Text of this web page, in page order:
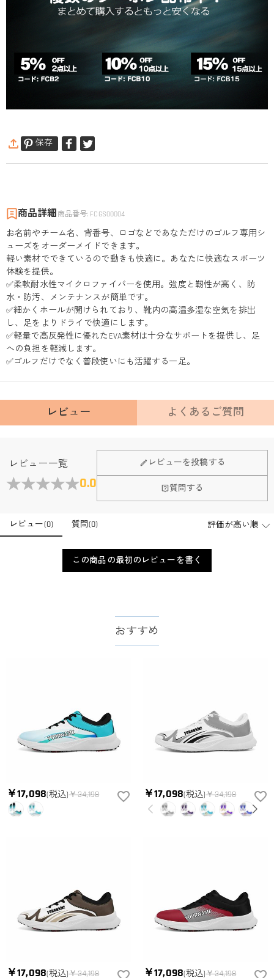
保存
商品詳細 商品番号: FCGS00004
お名前やチーム名、背番号、ロゴなどであなただけのゴルフ専用シ
ューズをオーダーメイドできます。
軽い素材でできているので動きも快適に。あなたに快適なスポーツ
体験を提供。
✅柔軟耐水性マイクロファイバーを使用。強度と靭性が高く、防
水・防汚、メンテナンスが簡単です。
✅細かくホールが開けられており、靴内の高温多湿な空気を排出
し、足をよりドライで快適にします。
✅軽量で高反発性に優れたEVA素材は十分なサポートを提供し、足
への負担を軽減します。
✅ゴルフだけでなく普段使いにも活躍する一足。
レビュー よくあるご質問
レビュー一覧
0.0
レビューを投稿する
質問する
レビュー(0) 質問(0)
この商品の最初のレビューを書く
おすすめ
￥17,098(税込)￥34,198 ￥17,098(税込)￥34,198
￥17,098(税込)￥34,198 ￥17,098(税込)￥34,198